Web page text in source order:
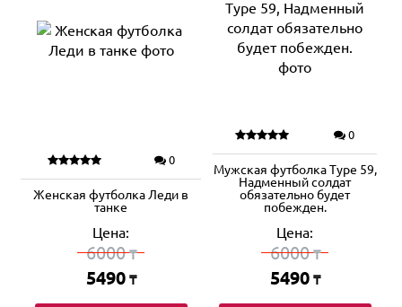
0
Женская футболка Леди в
танке
Цена:
6000₸
5490 ₸
0
Мужская футболка Type 59,
Надменный солдат
обязательно будет
побежден.
Цена:
6000₸
5490 ₸